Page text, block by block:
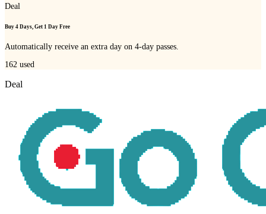
Deal
Buy 4 Days, Get 1 Day Free
Automatically receive an extra day on 4-day passes.
162 used
Deal